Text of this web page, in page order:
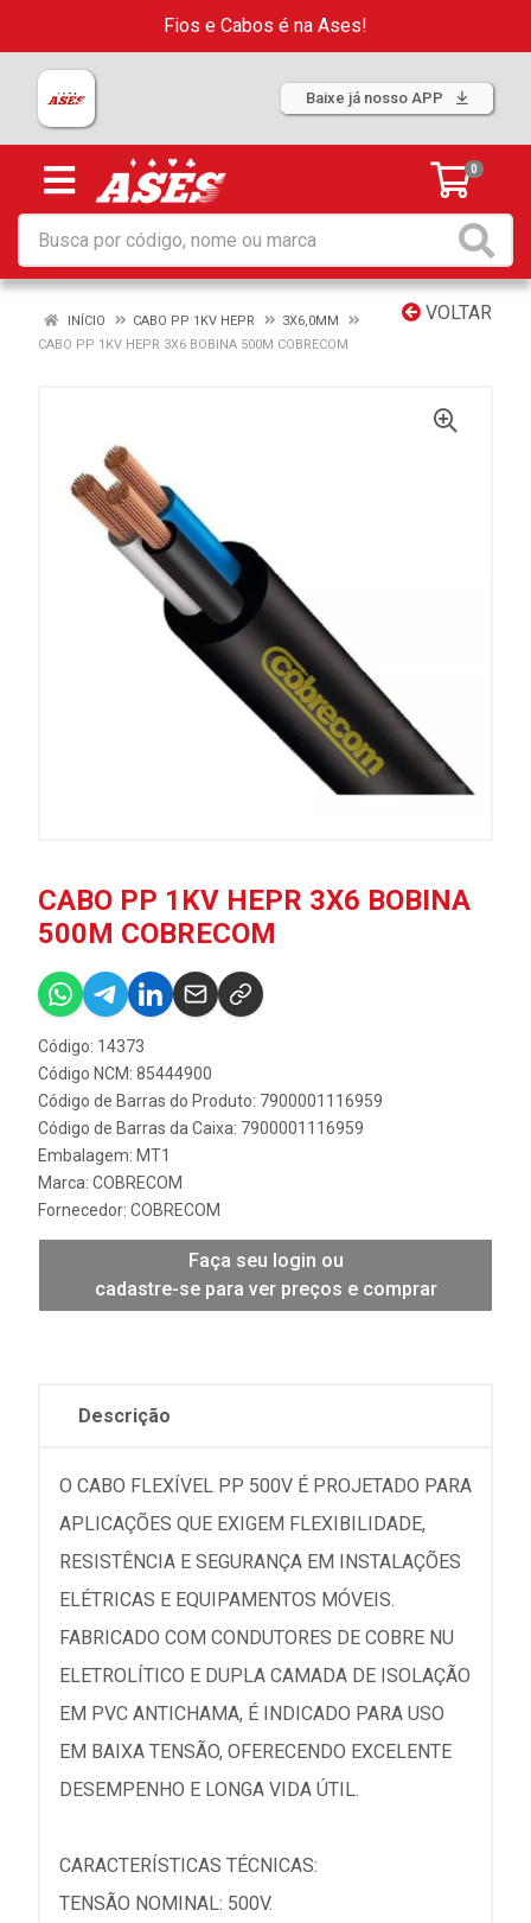
Fios e Cabos é na Ases!
Baixe já nosso APP
0
VOLTAR
INÍCIO CABO PP 1KV HEPR
3X6,0MM
CABO PP 1KV HEPR 3X6 BOBINA 500M COBRECOM
CABO PP 1KV HEPR 3X6 BOBINA
500M COBRECOM
Código: 14373
Código NCM: 85444900
Código de Barras do Produto: 7900001116959
Código de Barras da Caixa: 7900001116959
Embalagem: MT1
Marca: COBRECOM
Fornecedor: COBRECOM
Faça seu login ou
cadastre-se para ver preços e comprar
Descrição
O CABO FLEXÍVEL PP 500V É PROJETADO PARA
APLICAÇÕES QUE EXIGEM FLEXIBILIDADE,
RESISTÊNCIA E SEGURANÇA EM INSTALAÇÕES
ELÉTRICAS E EQUIPAMENTOS MÓVEIS.
FABRICADO COM CONDUTORES DE COBRE NU
ELETROLÍTICO E DUPLA CAMADA DE ISOLAÇÃO
EM PVC ANTICHAMA, É INDICADO PARA USO
EM BAIXA TENSÃO, OFERECENDO EXCELENTE
DESEMPENHO E LONGA VIDA ÚTIL.
CARACTERÍSTICAS TÉCNICAS:
TENSÃO NOMINAL: 500V.